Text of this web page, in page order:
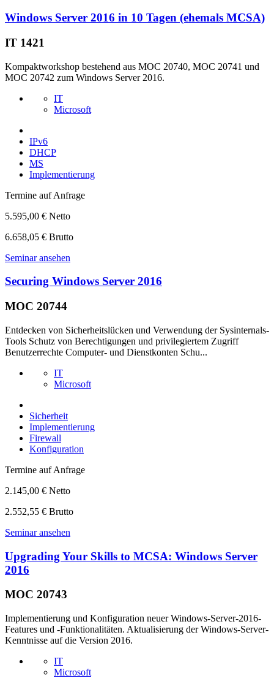
Windows Server 2016 in 10 Tagen (ehemals MCSA)
IT 1421
Kompaktworkshop bestehend aus MOC 20740, MOC 20741 und
MOC 20742 zum Windows Server 2016.
IT
Microsoft
IPv6
DHCP
MS
Implementierung
Termine auf Anfrage
5.595,00 € Netto
6.658,05 € Brutto
Seminar ansehen
Securing Windows Server 2016
MOC 20744
Entdecken von Sicherheitslücken und Verwendung der Sysinternals-
Tools Schutz von Berechtigungen und privilegiertem Zugriff
Benutzerrechte Computer- und Dienstkonten Schu...
IT
Microsoft
Sicherheit
Implementierung
Firewall
Konfiguration
Termine auf Anfrage
2.145,00 € Netto
2.552,55 € Brutto
Seminar ansehen
Upgrading Your Skills to MCSA: Windows Server
2016
MOC 20743
Implementierung und Konfiguration neuer Windows-Server-2016-
Features und -Funktionalitäten. Aktualisierung der Windows-Server-
Kenntnisse auf die Version 2016.
IT
Microsoft